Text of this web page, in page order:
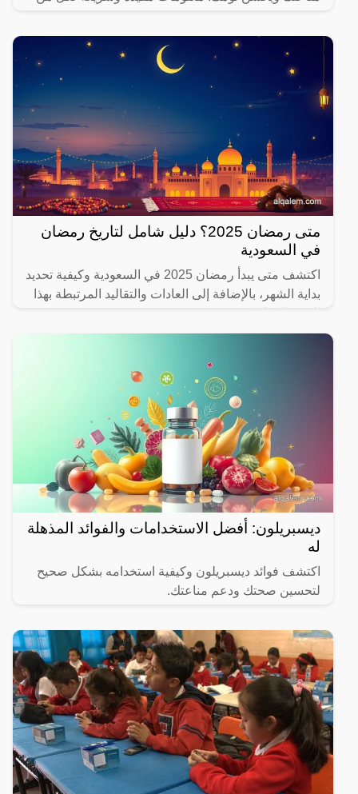
متى رمضان 2025؟ دليل شامل لتاريخ رمضان
في السعودية
اكتشف متى يبدأ رمضان 2025 في السعودية وكيفية تحديد
بداية الشهر، بالإضافة إلى العادات والتقاليد المرتبطة بهذا
ديسبريلون: أفضل الاستخدامات والفوائد المذهلة
له
اكتشف فوائد ديسبريلون وكيفية استخدامه بشكل صحيح
لتحسين صحتك ودعم مناعتك.